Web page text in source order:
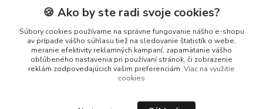
Zákaznická podpora
+421 919 037 687
Po-So , 8-17 hod
🍪 Ako by ste radi svoje cookies?
Súbory cookies používame na správne fungovanie nášho e-shopu
av prípade vášho súhlasu tiež na sledovanie štatistík o webe,
meranie efektivity reklamných kampaní, zapamätanie vášho
obľúbeného nastavenia pri používaní stránok, či zobrazenie
reklám zodpovedajúcich vašim preferenciám. Viac na využitie
cookies